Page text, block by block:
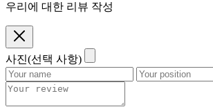
우리에 대한 리뷰 작성
사진(선택 사항)